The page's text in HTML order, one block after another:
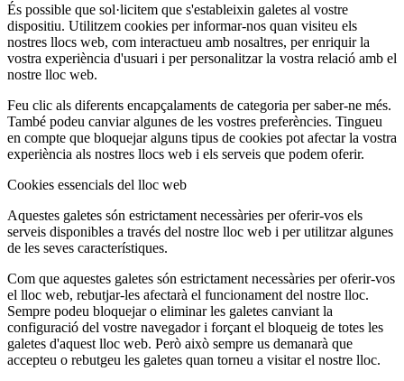
És possible que sol·licitem que s'estableixin galetes al vostre
dispositiu. Utilitzem cookies per informar-nos quan visiteu els
nostres llocs web, com interactueu amb nosaltres, per enriquir la
vostra experiència d'usuari i per personalitzar la vostra relació amb el
nostre lloc web.
Feu clic als diferents encapçalaments de categoria per saber-ne més.
També podeu canviar algunes de les vostres preferències. Tingueu
en compte que bloquejar alguns tipus de cookies pot afectar la vostra
experiència als nostres llocs web i els serveis que podem oferir.
Cookies essencials del lloc web
Aquestes galetes són estrictament necessàries per oferir-vos els
serveis disponibles a través del nostre lloc web i per utilitzar algunes
de les seves característiques.
Com que aquestes galetes són estrictament necessàries per oferir-vos
el lloc web, rebutjar-les afectarà el funcionament del nostre lloc.
Sempre podeu bloquejar o eliminar les galetes canviant la
configuració del vostre navegador i forçant el bloqueig de totes les
galetes d'aquest lloc web. Però això sempre us demanarà que
accepteu o rebutgeu les galetes quan torneu a visitar el nostre lloc.